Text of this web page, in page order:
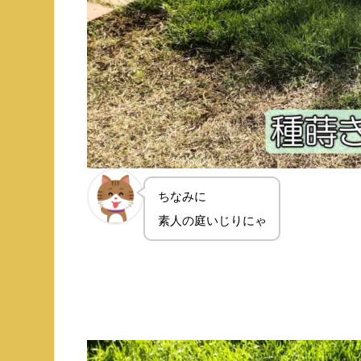
ちなみに
素人の庭いじりにゃ